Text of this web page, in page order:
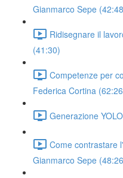
Gianmarco Sepe
Ridisegnare il
(41:30)
Competenze per
Federica Cortina
Generazione
Come contrastare
Gianmarco Sepe